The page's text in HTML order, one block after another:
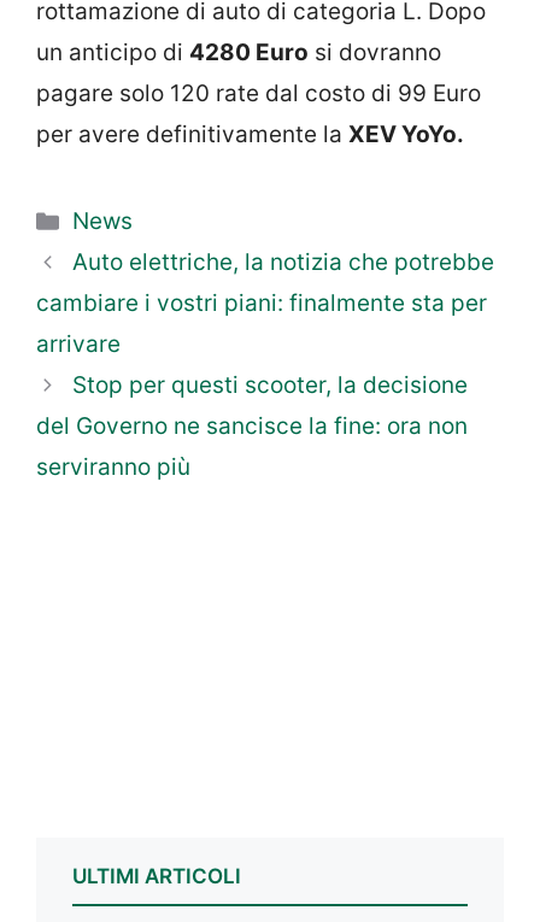
rottamazione di auto di categoria L. Dopo
un anticipo di 4280 Euro si dovranno
pagare solo 120 rate dal costo di 99 Euro
per avere definitivamente la XEV YoYo.
Categorie
News
Auto elettriche, la notizia che potrebbe
cambiare i vostri piani: finalmente sta per
arrivare
Stop per questi scooter, la decisione
del Governo ne sancisce la fine: ora non
serviranno più
ULTIMI ARTICOLI